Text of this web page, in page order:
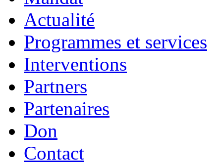
Actualité
Programmes et services
Interventions
Partners
Partenaires
Don
Contact